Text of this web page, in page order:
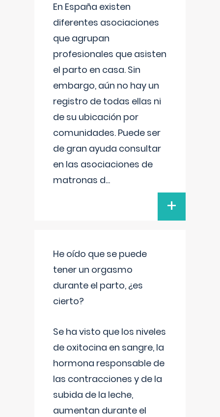
En España existen
diferentes asociaciones
que agrupan
profesionales que asisten
el parto en casa. Sin
embargo, aún no hay un
registro de todas ellas ni
de su ubicación por
comunidades. Puede ser
de gran ayuda consultar
en las asociaciones de
matronas d...
+
He oído que se puede
tener un orgasmo
durante el parto, ¿es
cierto?
Se ha visto que los niveles
de oxitocina en sangre, la
hormona responsable de
las contracciones y de la
subida de la leche,
aumentan durante el